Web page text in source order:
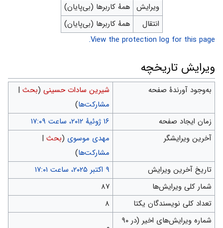
ویرایش همهٔ کاربرها (بی‌پایان)
انتقال
همهٔ کاربرها (بی‌پایان)
View the protection log for this page.
ویرایش تاریخچه
به‌وجود آورندهٔ صفحه شیرین سادات حسینی (بحث|
مشارکت‌ها)
زمان ایجاد صفحه
آخرین ویرایشگر
مهدی موسوی (بحث|
مشارکت‌ها)
تاریخ آخرین ویرایش
شمار کلی ویرایش‌ها
۸۷
تعداد کلی نویسندگان یکتا
۸
شماره ویرایش‌های اخیر (در ۹۰